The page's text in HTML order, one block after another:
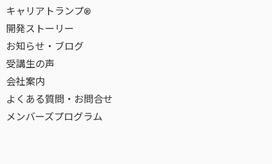
キャリアトランプ®
開発ストーリー
お知らせ・ブログ
受講生の声
会社案内
よくある質問・お問合せ
メンバーズプログラム